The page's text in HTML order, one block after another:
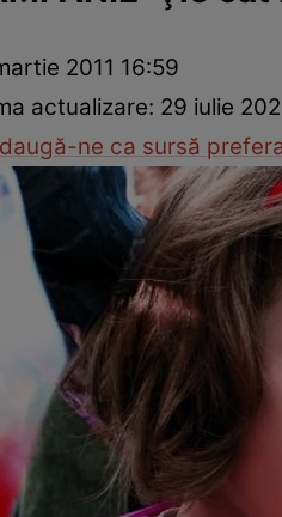
personalăCasă și grădină
2011 16:59
actualizare: 29 iulie
ne ca sursă